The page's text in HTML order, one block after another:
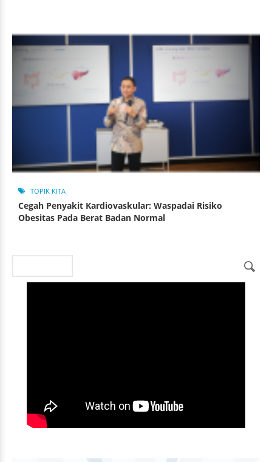
TOPIK KITA
Cegah Penyakit Kardiovaskular: Waspadai Risiko
Obesitas Pada Berat Badan Normal